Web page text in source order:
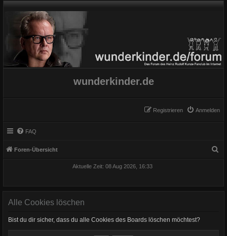
wunderkinder.de
Anmelden
Registrieren
FAQ
Foren-Übersicht
Aktuelle Zeit: 08 Aug 2026, 16:33
Alle Cookies löschen
Bist du dir sicher, dass du alle Cookies des Boards löschen möchtest?